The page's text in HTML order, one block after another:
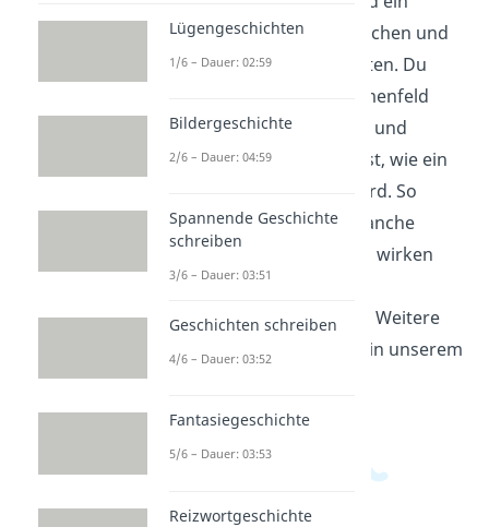
Argumentation
verstehen
Argumenttypen gehören zur
Argumentation und sind ein
wichtiger Teil von sachlichen und
meinungsbetonten Texten. Du
ordnest in diesem Themenfeld
Thesen, Begründungen und
Standpunkt gestützt wird. So
erkennst du, warum manche
und andere nur wie
Begründungen klingen. Weitere
Videos dazu findest du in unserem
Deutschbereich.
Lügengeschichten
1/6 – Dauer: 02:59
Bildergeschichte
2/6 – Dauer: 04:59
Spannende Geschichte
schreiben
3/6 – Dauer: 03:51
Geschichten schreiben
4/6 – Dauer: 03:52
Fantasiegeschichte
5/6 – Dauer: 03:53
Reizwortgeschichte